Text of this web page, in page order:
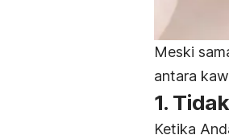
Meski
antara
1.
Ketika